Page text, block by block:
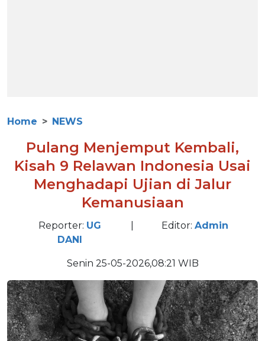
Home NEWS
Pulang Menjemput Kembali,
Kisah 9 Relawan Indonesia Usai
Menghadapi Ujian di Jalur
Kemanusiaan
Reporter: UG
DANI
Editor:Admin
Senin 25-05-2026,08:21 WIB